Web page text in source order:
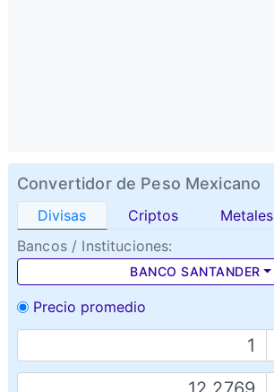
Convertidor de Peso Mexicano
Divisas Criptos
Metales
Bancos / Instituciones:
BANCO SANTANDER
Precio promedio